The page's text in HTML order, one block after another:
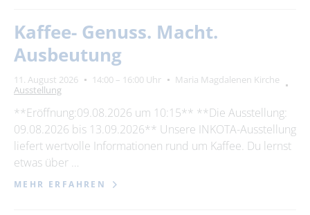
Kaffee- Genuss. Macht.
Ausbeutung
11. August 2026 14:00 – 16:00 Uhr
Maria Magdalenen Kirche
Ausstellung
**Eröffnung:09.08.2026 um 10:15** **Die Ausstellung:
09.08.2026 bis 13.09.2026** Unsere INKOTA-Ausstellung
liefert wertvolle Informationen rund um Kaffee. Du lernst
etwas über …
MEHR ERFAHREN